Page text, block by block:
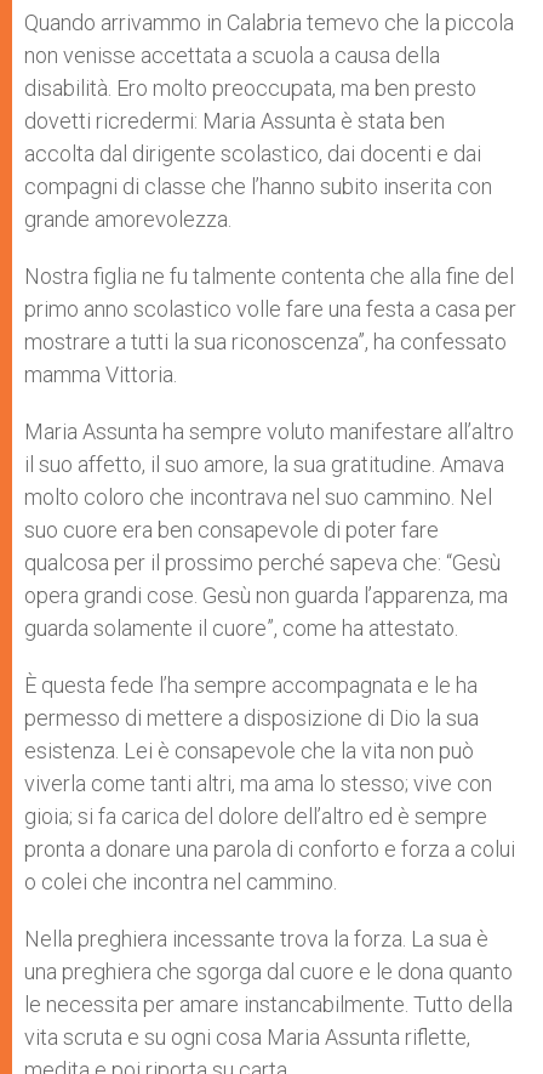
Quando arrivammo in Calabria temevo che la piccola
non venisse accettata a scuola a causa della
disabilità. Ero molto preoccupata, ma ben presto
dovetti ricredermi: Maria Assunta è stata ben
accolta dal dirigente scolastico, dai docenti e dai
compagni di classe che l’hanno subito inserita con
grande amorevolezza.
Nostra figlia ne fu talmente contenta che alla fine del
primo anno scolastico volle fare una festa a casa per
mostrare a tutti la sua riconoscenza”, ha confessato
mamma Vittoria.
Maria Assunta ha sempre voluto manifestare all’altro
il suo affetto, il suo amore, la sua gratitudine. Amava
molto coloro che incontrava nel suo cammino. Nel
suo cuore era ben consapevole di poter fare
qualcosa per il prossimo perché sapeva che: “Gesù
opera grandi cose. Gesù non guarda l’apparenza, ma
guarda solamente il cuore”, come ha attestato.
È questa fede l’ha sempre accompagnata e le ha
permesso di mettere a disposizione di Dio la sua
esistenza. Lei è consapevole che la vita non può
viverla come tanti altri, ma ama lo stesso; vive con
gioia; si fa carica del dolore dell’altro ed è sempre
pronta a donare una parola di conforto e forza a colui
o colei che incontra nel cammino.
Nella preghiera incessante trova la forza. La sua è
una preghiera che sgorga dal cuore e le dona quanto
le necessita per amare instancabilmente. Tutto della
vita scruta e su ogni cosa Maria Assunta riflette,